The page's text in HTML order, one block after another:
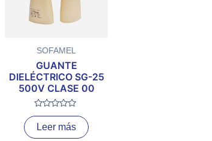
SOFAMEL
GUANTE
DIELÉCTRICO SG-25
500V CLASE 00
Valorado
con
0
de
Leer más